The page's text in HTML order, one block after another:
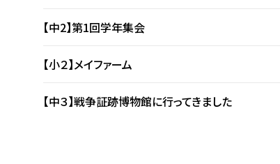
【中2】第1回学年集会
【小２】メイファーム
【中３】戦争証跡博物館に行ってきました